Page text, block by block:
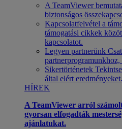
A TeamViewer
biztonságos
Kapcsolatfelvétel a
támogatási cikkek
kapcsolatot.
Legyen partnerünk
partnerprogramunkhoz,
Sikertörténetek
által elért eredményeket.
HÍREK
A TeamViewer arról
gyorsan elfogadták
ajánlatukat.